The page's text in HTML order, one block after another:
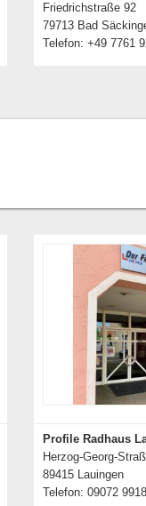
Friedrichstraße 92
79713 Bad
Telefon: +49 7761
Profile Radhaus
Herzog-Georg-
89415 Lauingen
Telefon: 09072